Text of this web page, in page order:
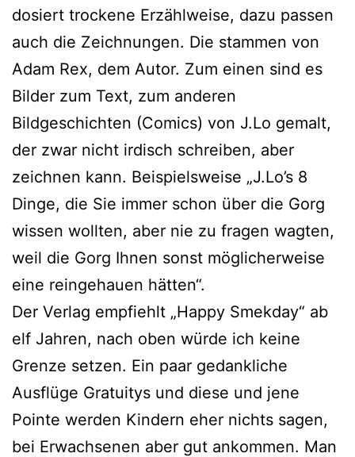
do­siert tro­cke­ne Erzählweise, dazu pas­sen
auch die Zeichnungen. Die stam­men von
Adam Rex, dem Autor. Zum einen sind es
Bilder zum Text, zum ande­ren
Bildgeschichten (Comics) von J.Lo gemalt,
der zwar nicht irdisch schrei­ben, aber
zeich­nen kann. Beispielsweise „J.Lo’s 8
Dinge, die Sie immer schon über die Gorg
wis­sen woll­ten, aber nie zu fra­gen wag­ten,
weil die Gorg Ihnen sonst mög­li­cher­wei­se
eine rein­ge­hau­en hätten“.
Der Verlag emp­fiehlt „Happy Smekday“ ab
elf Jahren, nach oben wür­de ich kei­ne
Grenze set­zen. Ein paar gedank­li­che
Ausflüge Gratuitys und die­se und jene
Pointe wer­den Kindern eher nichts sagen,
bei Erwachsenen aber gut ankom­men. Man